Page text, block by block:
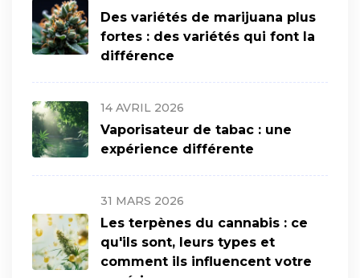
Des variétés de marijuana plus
fortes : des variétés qui font la
différence
14 AVRIL 2026
Vaporisateur de tabac : une
expérience différente
31 MARS 2026
Les terpènes du cannabis : ce
qu'ils sont, leurs types et
comment ils influencent votre